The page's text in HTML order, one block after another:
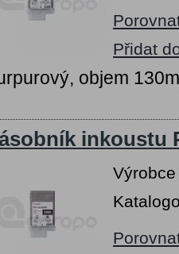
Přidat
objem
inkoustu